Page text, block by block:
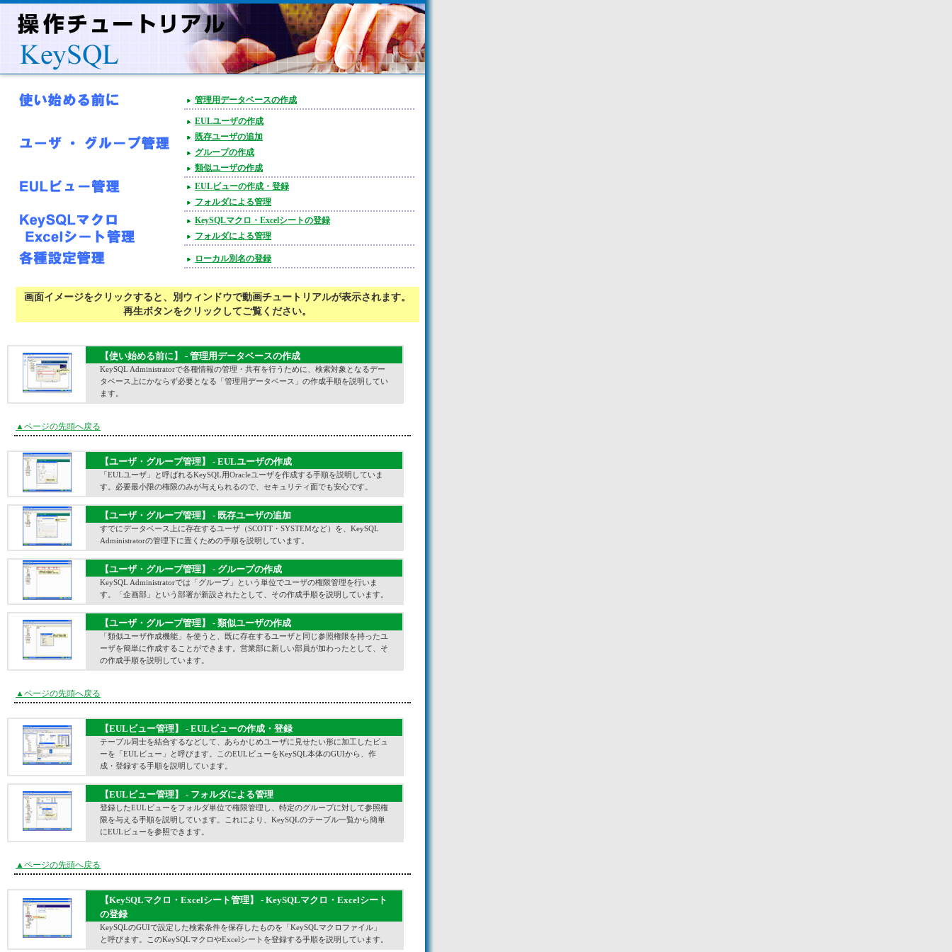
管理用データベースの作成
EULユーザの作成
既存ユーザの追加
グループの作成
類似ユーザの作成
EULビューの作成・登録
フォルダによる管理
KeySQLマクロ・Excelシートの登録
フォルダによる管理
ローカル別名の登録
画面イメージをクリックすると、別ウィンドウで動画チュートリアルが表示されます。
再生ボタンをクリックしてご覧ください。
【使い始める前に】 - 管理用データベースの作成
KeySQL Administratorで各種情報の管理・共有を行うために、検索対象となるデー
タベース上にかならず必要となる「管理用データベース」の作成手順を説明してい
ます。
▲ページの先頭へ戻る
【ユーザ・グループ管理】 - EULユーザの作成
「EULユーザ」と呼ばれるKeySQL用Oracleユーザを作成する手順を説明していま
す。必要最小限の権限のみが与えられるので、セキュリティ面でも安心です。
【ユーザ・グループ管理】 - 既存ユーザの追加
すでにデータベース上に存在するユーザ（SCOTT・SYSTEMなど）を、KeySQL
Administratorの管理下に置くための手順を説明しています。
【ユーザ・グループ管理】 - グループの作成
KeySQL Administratorでは「グループ」という単位でユーザの権限管理を行いま
す。「企画部」という部署が新設されたとして、その作成手順を説明しています。
【ユーザ・グループ管理】 - 類似ユーザの作成
「類似ユーザ作成機能」を使うと、既に存在するユーザと同じ参照権限を持ったユ
ーザを簡単に作成することができます。営業部に新しい部員が加わったとして、そ
の作成手順を説明しています。
▲ページの先頭へ戻る
【EULビュー管理】 - EULビューの作成・登録
テーブル同士を結合するなどして、あらかじめユーザに見せたい形に加工したビュ
ーを「EULビュー」と呼びます。このEULビューをKeySQL本体のGUIから、作
成・登録する手順を説明しています。
【EULビュー管理】 - フォルダによる管理
登録したEULビューをフォルダ単位で権限管理し、特定のグループに対して参照権
限を与える手順を説明しています。これにより、KeySQLのテーブル一覧から簡単
にEULビューを参照できます。
▲ページの先頭へ戻る
【KeySQLマクロ・Excelシート管理】 - KeySQLマクロ・Excelシート
の登録
KeySQLのGUIで設定した検索条件を保存したものを「KeySQLマクロファイル」
と呼びます。このKeySQLマクロやExcelシートを登録する手順を説明しています。